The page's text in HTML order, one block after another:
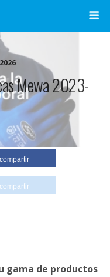
Mewa 2023-
compartir
compartir
gama de productos